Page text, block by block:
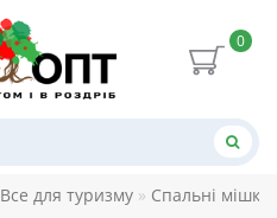
0
Все для туризму Спальні мішки